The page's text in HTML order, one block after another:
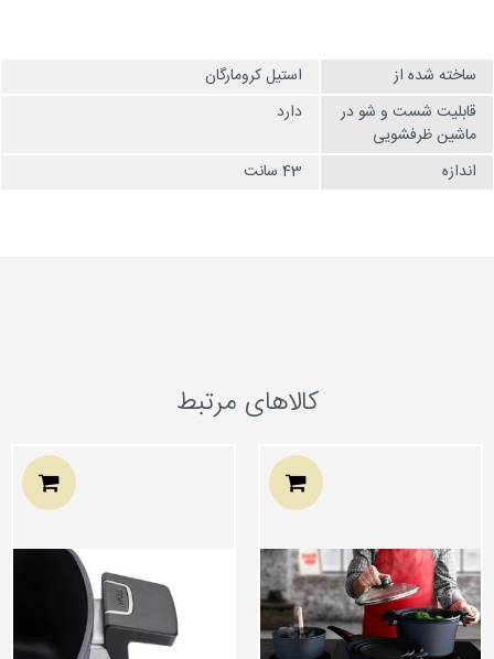
ساخته شده از
استیل کرومارگان
قابلیت شست و شو در
ماشین ظرفشویی
دارد
اندازه 43 سانت
کالاهای مرتبط